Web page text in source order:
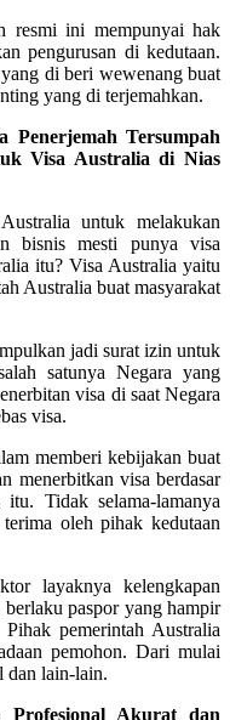
resmi ini mempunyai hak
pengurusan di kedutaan.
di beri wewenang buat
yang di terjemahkan.
Tersumpah
Visa Australia di Nias
untuk melakukan
bisnis mesti punya visa
itu? Visa Australia yaitu
Australia buat masyarakat
jadi surat izin untuk
satunya Negara yang
visa di saat Negara
visa.
memberi kebijakan buat
menerbitkan visa berdasar
Tidak selama-lamanya
oleh pihak kedutaan
layaknya kelengkapan
paspor yang hampir
pemerintah Australia
pemohon. Dari mulai
dan lain-lain.
Profesional Akurat dan